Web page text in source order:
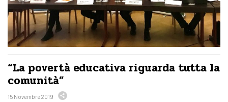
“La povertà educativa riguarda tutta la
comunità”
15 Novembre 2019